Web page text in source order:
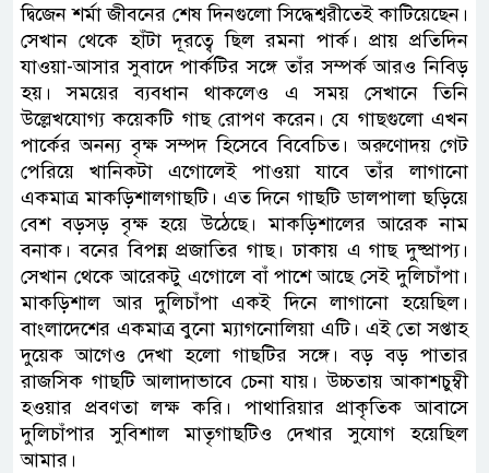
দ্বিজেন শর্মা জীবনের শেষ দিনগুলো সিদ্ধেশ্বরীতেই কাটিয়েছেন।
সেখান থেকে হাঁটা দূরত্বে ছিল রমনা পার্ক। প্রায় প্রতিদিন
যাওয়া-আসার সুবাদে পার্কটির সঙ্গে তাঁর সম্পর্ক আরও নিবিড়
হয়। সময়ের ব্যবধান থাকলেও এ সময় সেখানে তিনি
উল্লেখযোগ্য কয়েকটি গাছ রোপণ করেন। যে গাছগুলো এখন
পার্কের অনন্য বৃক্ষ সম্পদ হিসেবে বিবেচিত। অরুণোদয় গেট
পেরিয়ে খানিকটা এগোলেই পাওয়া যাবে তাঁর লাগানো
একমাত্র মাকড়িশালগাছটি। এত দিনে গাছটি ডালপালা ছড়িয়ে
বেশ বড়সড় বৃক্ষ হয়ে উঠেছে। মাকড়িশালের আরেক নাম
বনাক। বনের বিপন্ন প্রজাতির গাছ। ঢাকায় এ গাছ দুষ্প্রাপ্য।
সেখান থেকে আরেকটু এগোলে বাঁ পাশে আছে সেই দুলিচাঁপা।
মাকড়িশাল আর দুলিচাঁপা একই দিনে লাগানো হয়েছিল।
বাংলাদেশের একমাত্র বুনো ম্যাগনোলিয়া এটি। এই তো সপ্তাহ
দুয়েক আগেও দেখা হলো গাছটির সঙ্গে। বড় বড় পাতার
রাজসিক গাছটি আলাদাভাবে চেনা যায়। উচ্চতায় আকাশচুম্বী
হওয়ার প্রবণতা লক্ষ করি। পাথারিয়ার প্রাকৃতিক আবাসে
দুলিচাঁপার সুবিশাল মাতৃগাছটিও দেখার সুযোগ হয়েছিল
আমার।